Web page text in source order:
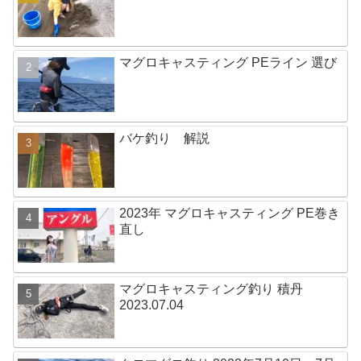
マグロキャスティング PEライン 選び
バケ釣り 解説
2023年 マグロキャスティング PE巻き
直し
マグロキャスティング釣り 積丹
2023.07.04